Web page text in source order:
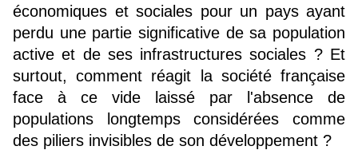
économiques et sociales pour un pays ayant
perdu une partie significative de sa population
active et de ses infrastructures sociales ? Et
surtout, comment réagit la société française
face à ce vide laissé par l'absence de
populations longtemps considérées comme
des piliers invisibles de son développement ?